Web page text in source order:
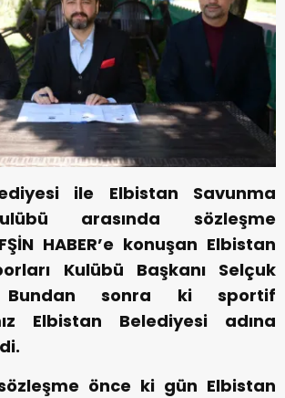
ile Elbistan Savunma
arasında sözleşme
HABER’e konuşan Elbistan
Kulübü Başkanı Selçuk
Bundan sonra ki sportif
Elbistan Belediyesi adına
önce ki gün Elbistan